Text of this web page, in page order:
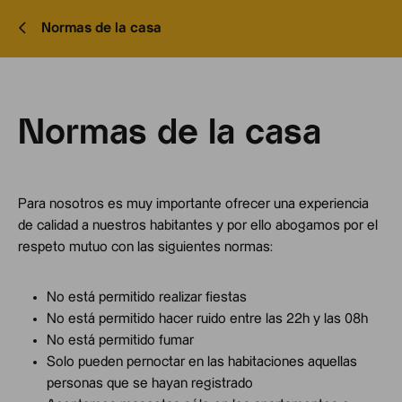
Normas de la casa
Normas de la casa
Para nosotros es muy importante ofrecer una experiencia
de calidad a nuestros habitantes y por ello abogamos por el
respeto mutuo con las siguientes normas:
No está permitido realizar fiestas
No está permitido hacer ruido entre las 22h y las 08h
No está permitido fumar
Solo pueden pernoctar en las habitaciones aquellas
personas que se hayan registrado